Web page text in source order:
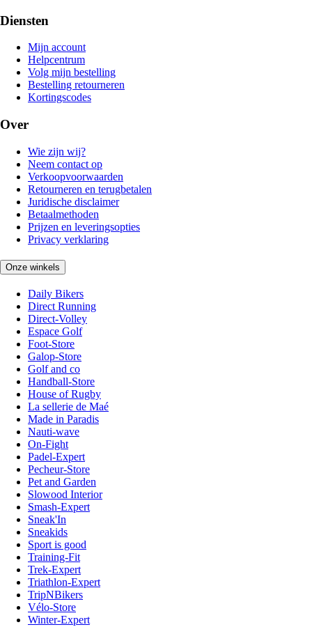
Diensten
Mijn account
Helpcentrum
Volg mijn bestelling
Bestelling retourneren
Kortingscodes
Over
Wie zijn wij?
Neem contact op
Verkoopvoorwaarden
Retourneren en terugbetalen
Juridische disclaimer
Betaalmethoden
Prijzen en leveringsopties
Privacy verklaring
Onze winkels
Daily Bikers
Direct Running
Direct-Volley
Espace Golf
Foot-Store
Galop-Store
Golf and co
Handball-Store
House of Rugby
La sellerie de Maé
Made in Paradis
Nauti-wave
On-Fight
Padel-Expert
Pecheur-Store
Pet and Garden
Slowood Interior
Smash-Expert
Sneak'In
Sneakids
Sport is good
Training-Fit
Trek-Expert
Triathlon-Expert
TripNBikers
Vélo-Store
Winter-Expert